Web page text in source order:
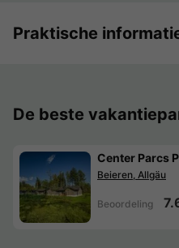
Praktische
De beste
Center Parcs
Beieren, Allgäu
Beoordeling